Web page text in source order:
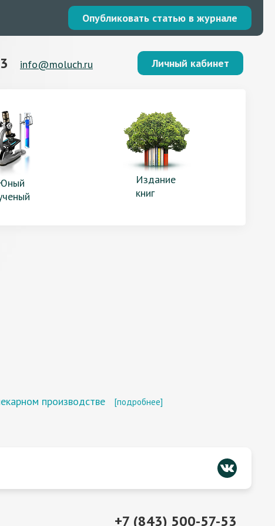
Опубликовать статью в журнале
info@moluch.ru Личный кабинет
Издание
книг
производстве [подробнее]
+7 (843) 500-57-53